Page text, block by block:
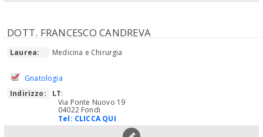
DOTT. FRANCESCO CANDREVA
Laurea: Medicina e Chirurgia
Gnatologia
Indirizzo:
LT:
Via Ponte Nuovo 19
04022 Fondi
Tel: CLICCA QUI